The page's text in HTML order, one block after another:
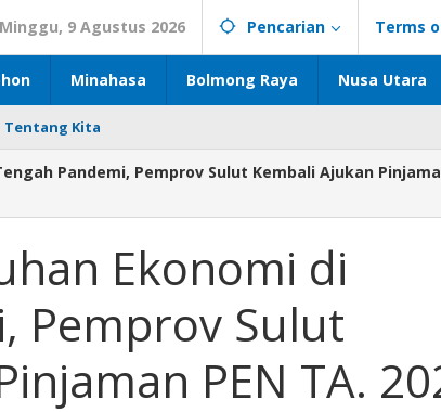
Minggu, 9 Agustus 2026 Pencarian Terms
Minahasa Bolmong Raya Nusa Utara
Tentang Kita
Pandemi, Pemprov Sulut Kembali Ajukan
Ekonomi di
Pemprov Sulut
PEN TA.